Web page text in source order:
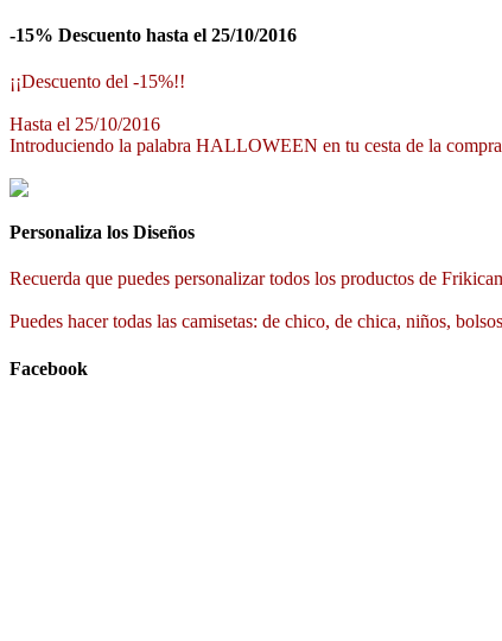
-15% Descuento hasta el 25/10/2016
¡¡Descuento del -15%!!
Hasta el 25/10/2016
Introduciendo la palabra HALLOWEEN en tu cesta de la
Personaliza los Diseños
Recuerda que puedes personalizar todos los productos de
Puedes hacer todas las camisetas: de chico, de chica, niños,
Facebook